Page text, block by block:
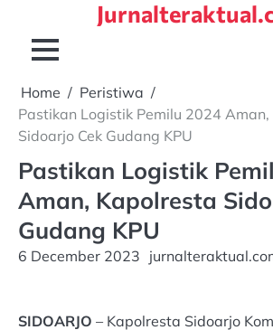
content
Home
Peristiwa
Pastikan Logistik Pemilu 2024
Sidoarjo Cek Gudang KPU
Pastikan Logistik
Aman, Kapolresta
Gudang KPU
6 December 2023
SIDOARJO – Kapolresta Sidoarjo